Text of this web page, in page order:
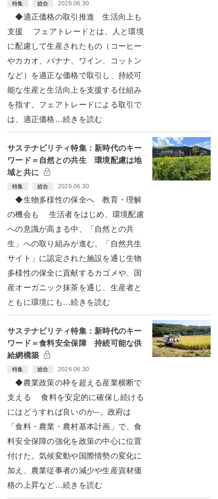
特集 総合 2026.06.30
◆適正価格の取引推進 生活向上も
支援 フェアトレードとは、人と環境
に配慮して生産されたもの（コーヒー
やカカオ、バナナ、ワイン、コットン
など）を適正な価格で取引し、持続可
能な生産と生活向上を支援する仕組み
を指す。フェアトレードによる取引で
は、適正価格…続きを読む
サステナビリティ特集：新時代のキー
ワード＝自然との共生 環境配慮は地
域と共に
特集 総合 2026.06.30
◆生物多様性の保全へ 教育・理解
の機会も 生活者をはじめ、環境配慮
への意識が高まる中、「自然との共
生」への取り組みが進む。「自然共生
サイト」に認定された施設を通じ生物
多様性の保全に貢献するカゴメや、国
産オーガニック抹茶を通じ、生産者と
ともに環境にも…続きを読む
サステナビリティ特集：新時代のキー
ワード＝食料安全保障 持続可能な供
給網構築
特集 総合 2026.06.30
◆農業政策の枠を超える産業横断で
支える 食料を安定的に確保し続ける
にはどうすれば良いのか--。政府は
「食料・農業・農村基本計画」で、食
料安全保障の強化を政策の中心に位置
付けた。気候変動や国際情勢の変化に
加え、農業従事者の減少や生産資材価
格の上昇など…続きを読む